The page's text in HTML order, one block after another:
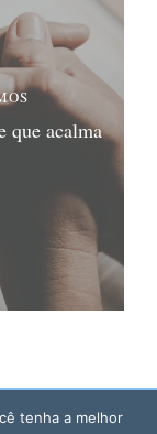
que acalma
tenha a melhor